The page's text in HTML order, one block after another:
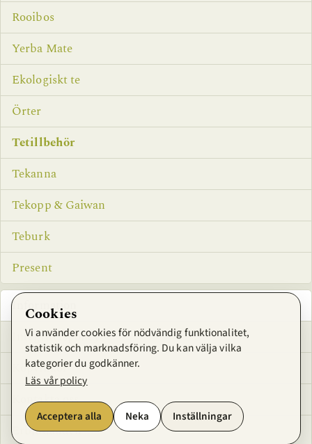
Rooibos
Yerba Mate
Ekologiskt te
Örter
Tetillbehör
Tekanna
Tekopp & Gaiwan
Teburk
Present
Information
Integritetspolicy
Köpvillkor
Kontakta oss
Erbjudanden
Cookies
Vi använder cookies för nödvändig funktionalitet,
statistik och marknadsföring. Du kan välja vilka
kategorier du godkänner.
Läs vår policy
Acceptera alla Neka Inställningar